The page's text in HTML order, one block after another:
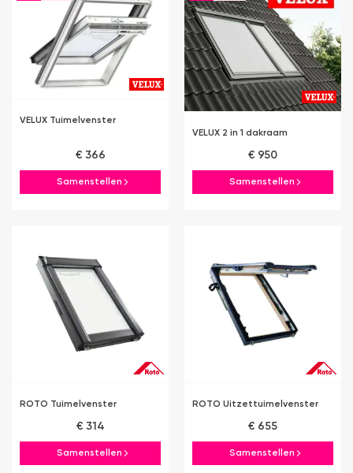
VELUX Tuimelvenster
€ 366
Samenstellen
VELUX 2 in 1 dakraam
€ 950
Samenstellen
ROTO Tuimelvenster
€ 314
Samenstellen
ROTO Uitzettuimelvenster
€ 655
Samenstellen